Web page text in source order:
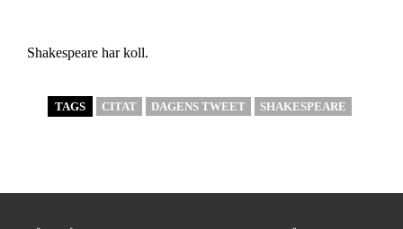
Shakespeare har koll.
TAGS CITAT DAGENS TWEET SHAKESPEARE